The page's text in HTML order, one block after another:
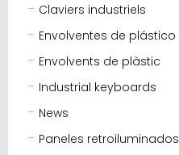
Claviers industriels
Envolventes de plástico
Envolvents de plàstic
Industrial keyboards
News
Paneles retroiluminados